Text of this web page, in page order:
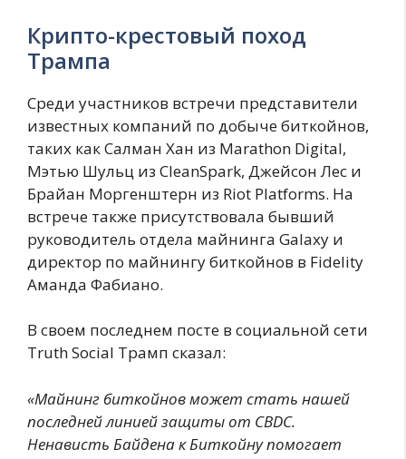
Крипто-крестовый поход
Трампа
Среди участников встречи представители
известных компаний по добыче биткойнов,
таких как Салман Хан из Marathon Digital,
Мэтью Шульц из CleanSpark, Джейсон Лес и
Брайан Моргенштерн из Riot Platforms. На
встрече также присутствовала бывший
руководитель отдела майнинга Galaxy и
директор по майнингу биткойнов в Fidelity
Аманда Фабиано.
В своем последнем посте в социальной сети
Truth Social Трамп сказал:
«Майнинг биткойнов может стать нашей
последней линией защиты от CBDC.
Ненависть Байдена к Биткойну помогает